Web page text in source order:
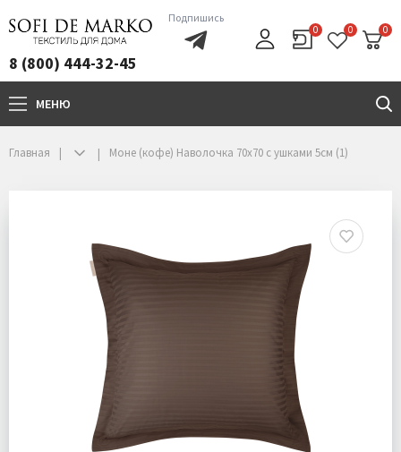
8 (800) 444-32-45
Подпишись
0 0 0
МЕНЮ
+7(800)444-32-45
Главная Моне (кофе) Наволочка 70х70 с ушками 5см (1)